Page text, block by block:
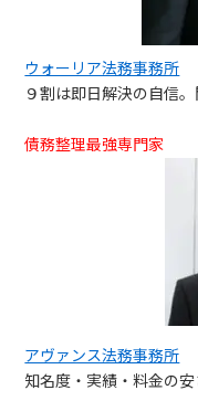
ウォーリア法務事務所
９割は即日解決の自信
債務整理最強専門家
アヴァンス法務事務所
知名度・実績・料金の